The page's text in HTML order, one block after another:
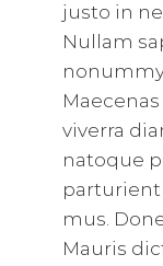
justo in
Nullam
viverra
natoque
mus.
Mauris